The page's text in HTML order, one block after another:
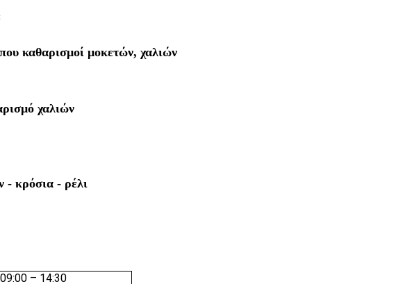
καθαρισμοί μοκετών, χαλιών
χαλιών
- κρόσια - ρέλι
09:00 – 14:30